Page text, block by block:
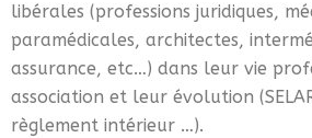
libérales (professions juridiques,
paramédicales, architectes,
assurance, etc…) dans leur vie
association et leur évolution
règlement intérieur …).